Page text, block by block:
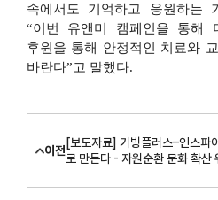
속에서도 기억하고 응원하는
“이번 유앤미 캠페인을 통해
후원을 통해 안정적인 치료와
바란다”고 말했다.
이전
[보도자료] 기빙플러스–인스파
로 만든다 - 자원순환 문화 확